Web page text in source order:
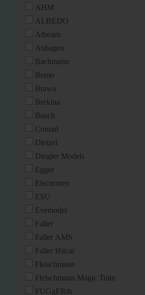
AHM
ALBEDO
Athearn
Auhagen
Bachmann
Bemo
Brawa
Brekina
Busch
Conrad
Dietzel
Dingler Models
Egger
Electrotren
ESU
Evemodel
Faller
Faller AMS
Faller Hitcar
Fleischmann
Fleischmann Magic Train
FUGgERth